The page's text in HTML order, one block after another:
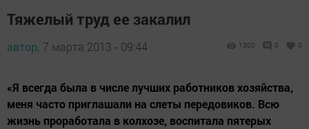
Тяжелый труд ее закалил
автор, 7 марта 2013 - 09:44 1300 0 0
«Я всегда была в числе лучших работников хозяйства,
меня часто приглашали на слеты передовиков. Всю
жизнь проработала в колхозе, воспитала пятерых